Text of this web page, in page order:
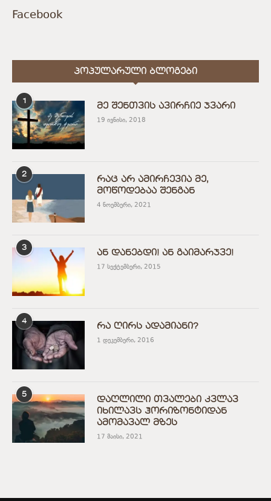
Facebook
ᲞᲝᲞᲣᲚᲐᲠᲣᲚᲘ ᲑᲚᲝᲒᲔᲑᲘ
1
მე შენთვის ავირჩიე ჯვარი
19 ივნისი, 2018
2
რაც არ ამირჩევია მე,
მოწოდებაა შენგან
4 ნოემბერი, 2021
3
ან დანებდი! ან გაიმარჯვე!
17 სექტემბერი, 2015
4
რა ღირს ადამიანი?
1 დეკემბერი, 2016
5
დაღლილი თვალები კვლავ
იხილავს ჰორიზონტიდან
ამომავალ მზეს
17 მაისი, 2021